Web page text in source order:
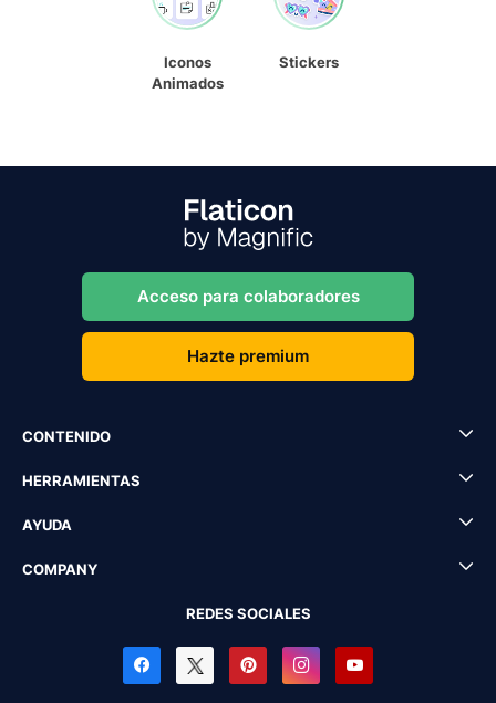
Iconos
Animados
Stickers
Acceso para colaboradores
Hazte premium
CONTENIDO
HERRAMIENTAS
AYUDA
COMPANY
REDES SOCIALES